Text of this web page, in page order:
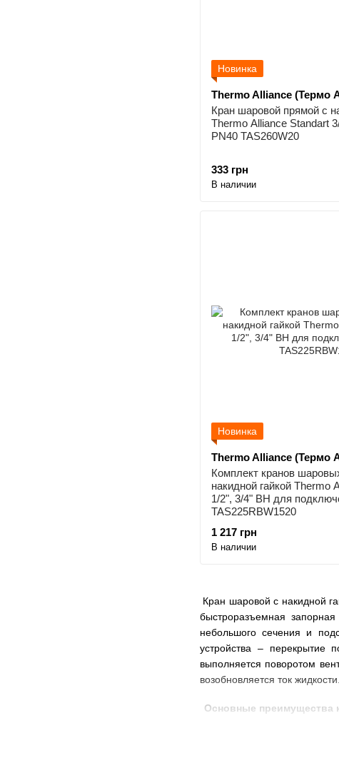
Кран шаровой с накидной
быстроразъемная
небольшого сечения и
устройства – перекрытие
выполняется поворотом
возобновляется ток жидкости.
Основные преимущества
Новинка
Thermo Alliance (Термо
Кран шаровой прямой с
Thermo Alliance Standart
PN40 TAS260W20
333 грн
В наличии
Новинка
Thermo Alliance (Термо
Комплект кранов
накидной гайкой Thermo
1/2", 3/4" ВН для
TAS225RBW1520
1 217 грн
В наличии